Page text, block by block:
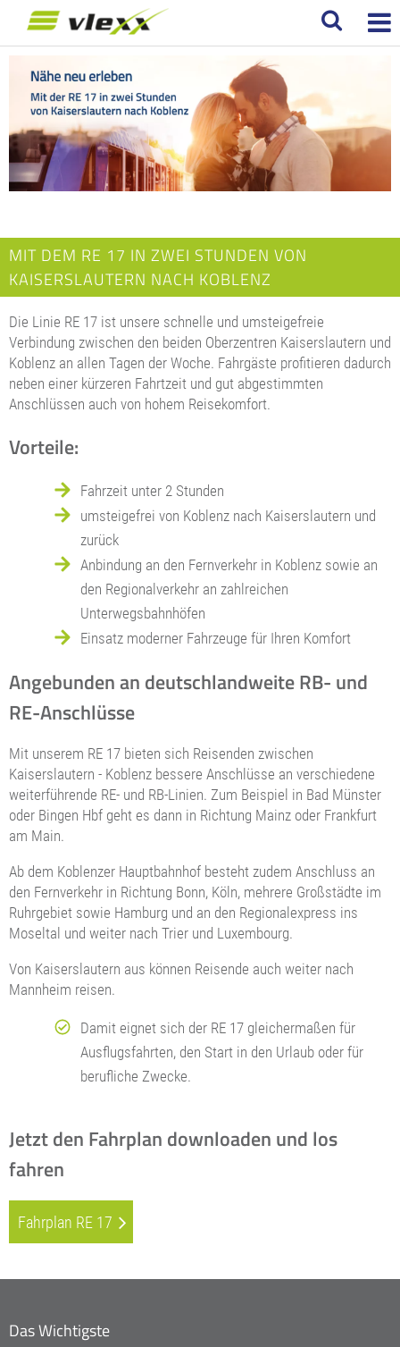
MIT DEM RE 17 IN ZWEI STUNDEN VON
KAISERSLAUTERN NACH KOBLENZ
Die Linie RE 17 ist unsere schnelle und umsteigefreie
Verbindung zwischen den beiden Oberzentren Kaiserslautern und
Koblenz an allen Tagen der Woche. Fahrgäste profitieren dadurch
neben einer kürzeren Fahrtzeit und gut abgestimmten
Anschlüssen auch von hohem Reisekomfort.
Vorteile:
Fahrzeit unter 2 Stunden
umsteigefrei von Koblenz nach Kaiserslautern und
zurück
Anbindung an den Fernverkehr in Koblenz sowie an
den Regionalverkehr an zahlreichen
Unterwegsbahnhöfen
Einsatz moderner Fahrzeuge für Ihren Komfort
Angebunden an deutschlandweite RB- und
RE-Anschlüsse
Mit unserem RE 17 bieten sich Reisenden zwischen
Kaiserslautern - Koblenz bessere Anschlüsse an verschiedene
weiterführende RE- und RB-Linien. Zum Beispiel in Bad Münster
oder Bingen Hbf geht es dann in Richtung Mainz oder Frankfurt
am Main.
Ab dem Koblenzer Hauptbahnhof besteht zudem Anschluss an
den Fernverkehr in Richtung Bonn, Köln, mehrere Großstädte im
Ruhrgebiet sowie Hamburg und an den Regionalexpress ins
Moseltal und weiter nach Trier und Luxembourg.
Von Kaiserslautern aus können Reisende auch weiter nach
Mannheim reisen.
Damit eignet sich der RE 17 gleichermaßen für
Ausflugsfahrten, den Start in den Urlaub oder für
berufliche Zwecke.
Jetzt den Fahrplan downloaden und los
fahren
Fahrplan RE 17
Das Wichtigste